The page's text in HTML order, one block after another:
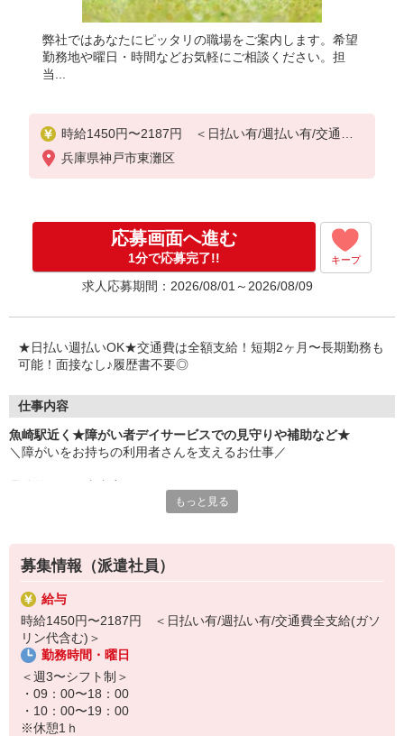
弊社ではあなたにピッタリの職場をご案内します。希望
勤務地や曜日・時間などお気軽にご相談ください。担
当...
時給1450円〜2187円 ＜日払い有/週払い有/交通費
全支給(ガソリン代含む)＞
兵庫県神戸市東灘区
応募画面へ進む
1分で応募完了!! キープ
求人応募期間：2026/08/01～2026/08/09
★日払い週払いOK★交通費は全額支給！短期2ヶ月〜長期勤務も
可能！面接なし♪履歴書不要◎
仕事内容
魚崎駅近く★障がい者デイサービスでの見守りや補助など★
＼障がいをお持ちの利用者さんを支えるお仕事／
＊食事や入浴などの介助
＊運転や添乗などの送迎業務 ※希望の方のみ
など
事前の職場見学や手厚い研修もあり、
無資格・未経験の方でもチャレンジしやすい環境です！
まずは登録・話を聞いてみるだけでもOK！
担当のコーディネーターがご応募から入職後まで
精一杯サポートさせていただきます◎
もっと見る
募集情報（派遣社員）
給与
時給1450円〜2187円 ＜日払い有/週払い有/交通費全支給(ガソ
リン代含む)＞
勤務時間・曜日
＜週3〜シフト制＞
・09：00〜18：00
・10：00〜19：00
※休憩1ｈ